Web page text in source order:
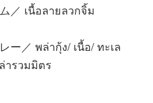
／ เนื้อลายลวกจิ้ม
ー／ พล่ากุ้ง/ เนื้อ/ ทะเล
ารวมมิตร